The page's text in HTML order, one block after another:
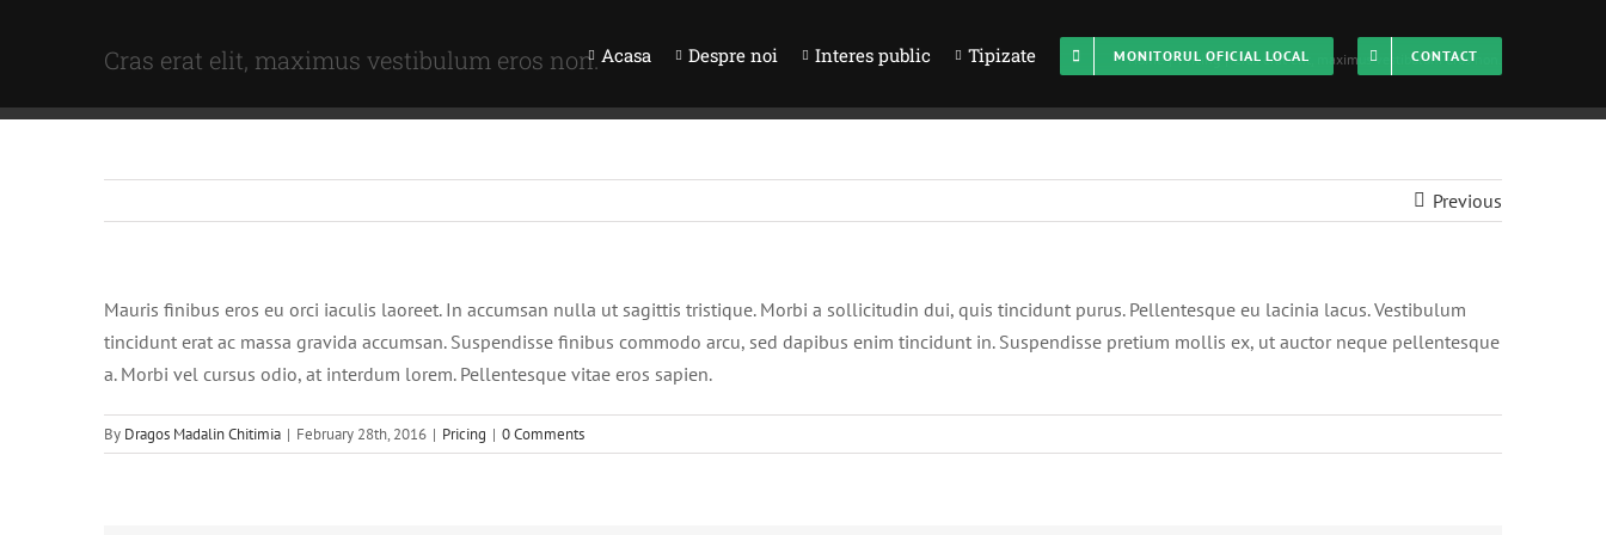
Acasa Despre noi Interes public Tipizate MONITORUL OFICIAL LOCAL CONTACT
Cras erat elit, maximus vestibulum eros non. Home Pricing Cras erat elit, maximus vestibulum eros non.
Previous
Mauris finibus eros eu orci iaculis laoreet. In accumsan nulla ut sagittis tristique. Morbi a sollicitudin dui, quis tincidunt purus. Pellentesque eu lacinia lacus. Vestibulum
tincidunt erat ac massa gravida accumsan. Suspendisse finibus commodo arcu, sed dapibus enim tincidunt in. Suspendisse pretium mollis ex, ut auctor neque pellentesque
a. Morbi vel cursus odio, at interdum lorem. Pellentesque vitae eros sapien.
By Dragos Madalin Chitimia | February 28th, 2016 | Pricing | 0 Comments